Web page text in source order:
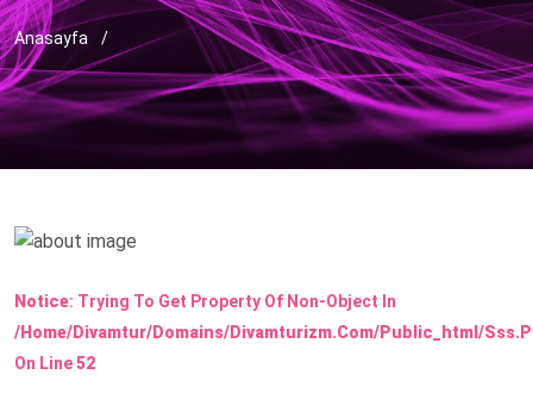
Anasayfa
Notice: Trying To Get Property Of Non-Object In
/home/divamtur/domains/divamturizm.com/public_html/
On Line52